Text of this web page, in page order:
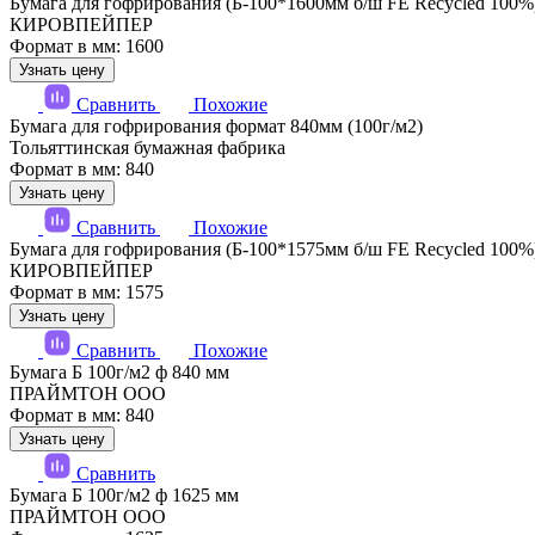
КИРОВПЕЙПЕР
Формат в мм: 1600
Узнать цену
Сравнить
Похожие
Бумага для гофрирования формат 840мм (100г/м2)
Тольяттинская бумажная фабрика
Формат в мм: 840
Узнать цену
Сравнить
Похожие
Бумага для гофрирования (Б-100*1575мм б/ш FE Recycled
КИРОВПЕЙПЕР
Формат в мм: 1575
Узнать цену
Сравнить
Похожие
Бумага Б 100г/м2 ф 840 мм
ПРАЙМТОН ООО
Формат в мм: 840
Узнать цену
Сравнить
Бумага Б 100г/м2 ф 1625 мм
ПРАЙМТОН ООО